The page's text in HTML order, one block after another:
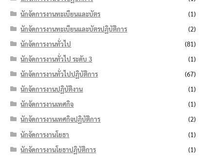
นักจัดการงานทะเบียนและบัตร
(1)
นักจัดการงานทะเบียนและบัตรปฏิบัติการ
(2)
นักจัดการงานทั่วไป
(81)
นักจัดการงานทั่วไป ระดับ 3
(1)
นักจัดการงานทั่วไปปฏิบัติการ
(67)
นักจัดการงานปฏิบัติงาน
(1)
นักจัดการงานเทศกิจ
(1)
นักจัดการงานเทศกิจปฏิบัติการ
(2)
นักจัดการงานโยธา
(1)
นักจัดการงานโยธาปฏิบัติการ
(1)